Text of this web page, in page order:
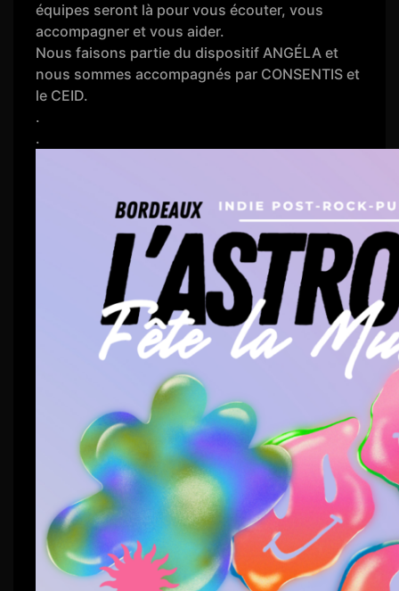
équipes seront là pour vous écouter, vous
accompagner et vous aider.
Nous faisons partie du dispositif ANGÉLA et
nous sommes accompagnés par CONSENTIS et
le CEID.
.
.